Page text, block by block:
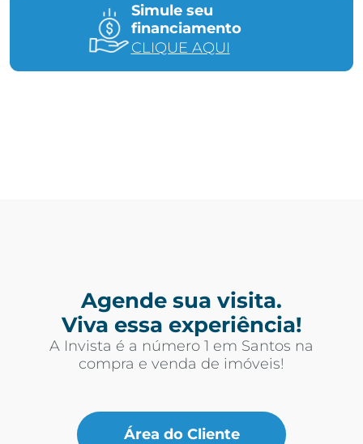
Simule seu
financiamento
CLIQUE AQUI
Agende sua visita.
Viva essa experiência!
A Invista é a número 1 em Santos na
compra e venda de imóveis!
Área do Cliente